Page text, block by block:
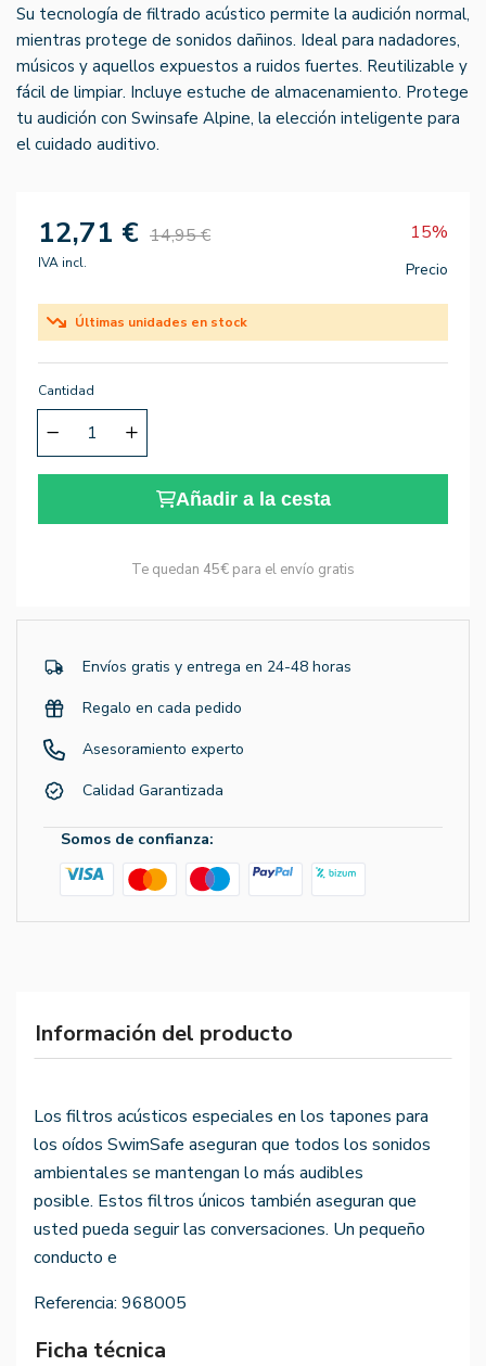
Su tecnología de filtrado acústico permite la audición normal,
mientras protege de sonidos dañinos. Ideal para nadadores,
músicos y aquellos expuestos a ruidos fuertes. Reutilizable y
fácil de limpiar. Incluye estuche de almacenamiento. Protege
tu audición con Swinsafe Alpine, la elección inteligente para
el cuidado auditivo.
12,71 € 14,95 € 15%
IVA incl. Precio
Últimas unidades en stock
Cantidad
Añadir a la cesta
Te quedan 45€ para el envío gratis
Envíos gratis y entrega en 24-48 horas
Regalo en cada pedido
Asesoramiento experto
Calidad Garantizada
Somos de confianza:
Información del producto
Los filtros acústicos especiales en los tapones para
los oídos SwimSafe aseguran que todos los sonidos
ambientales se mantengan lo más audibles
posible. Estos filtros únicos también aseguran que
usted pueda seguir las conversaciones. Un pequeño
conducto e
Referencia: 968005
Ficha técnica